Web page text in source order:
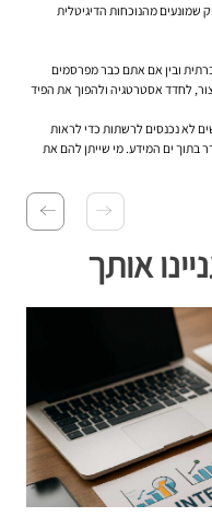
שמונעים מהנוכחות הדיגיטלית
ובין אם אתם כבר מפרסמים
לחדד אסטרטגיה ולהפוך את הפיד
לא נכנסים לרשתות כדי לראות
בתוך ים המידע. מי שייתן להם את
אותך